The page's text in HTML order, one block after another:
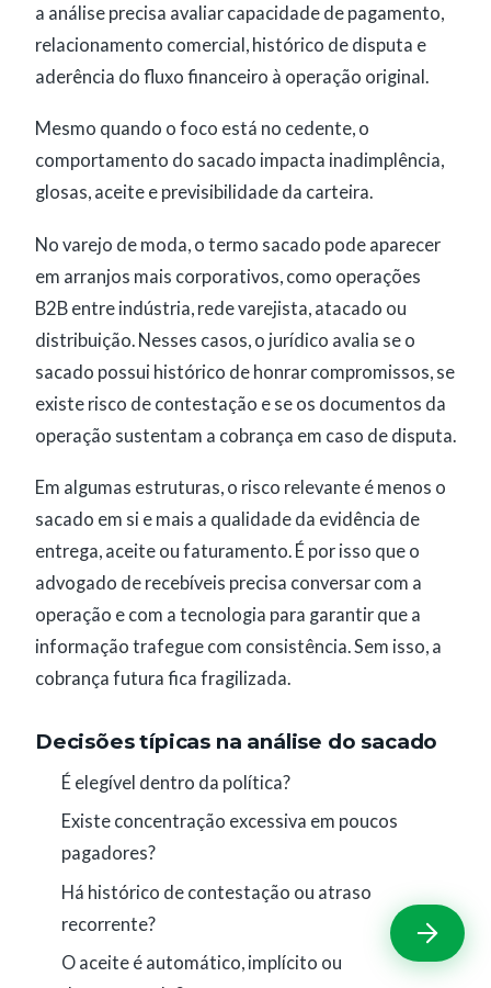
a análise precisa avaliar capacidade de pagamento,
relacionamento comercial, histórico de disputa e
aderência do fluxo financeiro à operação original.
Mesmo quando o foco está no cedente, o
comportamento do sacado impacta inadimplência,
glosas, aceite e previsibilidade da carteira.
No varejo de moda, o termo sacado pode aparecer
em arranjos mais corporativos, como operações
B2B entre indústria, rede varejista, atacado ou
distribuição. Nesses casos, o jurídico avalia se o
sacado possui histórico de honrar compromissos, se
existe risco de contestação e se os documentos da
operação sustentam a cobrança em caso de disputa.
Em algumas estruturas, o risco relevante é menos o
sacado em si e mais a qualidade da evidência de
entrega, aceite ou faturamento. É por isso que o
advogado de recebíveis precisa conversar com a
operação e com a tecnologia para garantir que a
informação trafegue com consistência. Sem isso, a
cobrança futura fica fragilizada.
Decisões típicas na análise do sacado
É elegível dentro da política?
Existe concentração excessiva em poucos
pagadores?
Há histórico de contestação ou atraso
recorrente?
O aceite é automático, implícito ou